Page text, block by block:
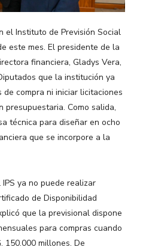
el Instituto de Previsión Social
este mes. El presidente de la
financiera, Gladys Vera,
que la institución ya
compra ni iniciar licitaciones
presupuestaria. Como salida,
técnica para diseñar en ocho
que se incorpore a la
ya no puede realizar
de Disponibilidad
que la previsional dispone
para compras cuando
150.000 millones. De